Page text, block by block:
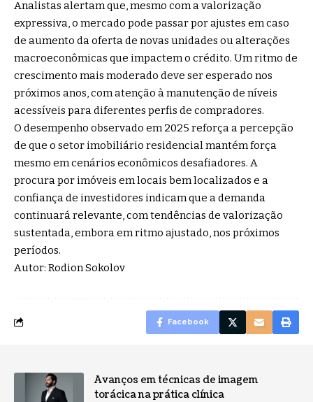
Analistas alertam que, mesmo com a valorização
expressiva, o mercado pode passar por ajustes em caso
de aumento da oferta de novas unidades ou alterações
macroeconômicas que impactem o crédito. Um ritmo de
crescimento mais moderado deve ser esperado nos
próximos anos, com atenção à manutenção de níveis
acessíveis para diferentes perfis de compradores.
O desempenho observado em 2025 reforça a percepção
de que o setor imobiliário residencial mantém força
mesmo em cenários econômicos desafiadores. A
procura por imóveis em locais bem localizados e a
confiança de investidores indicam que a demanda
continuará relevante, com tendências de valorização
sustentada, embora em ritmo ajustado, nos próximos
períodos.
Autor: Rodion Sokolov
Facebook
Avanços em técnicas de imagem
torácica na prática clínica